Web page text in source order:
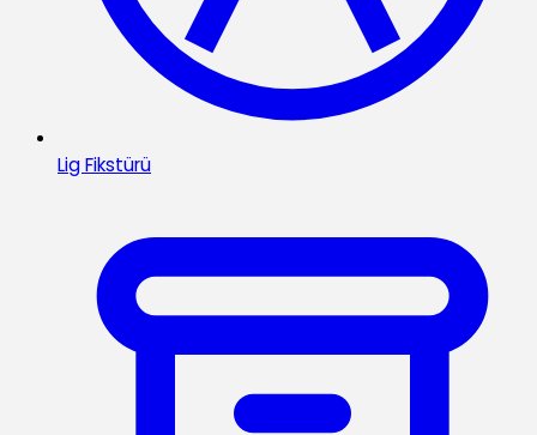
Lig Fikstürü